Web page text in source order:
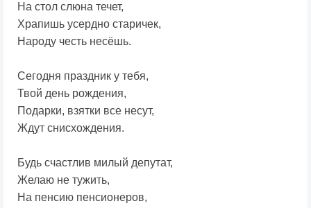
На стол слюна течет,
Храпишь усердно старичек,
Народу честь несёшь.
Сегодня праздник у тебя,
Твой день рождения,
Подарки, взятки все несут,
Ждут снисхождения.
Будь счастлив милый депутат,
Желаю не тужить,
На пенсию пенсионеров,